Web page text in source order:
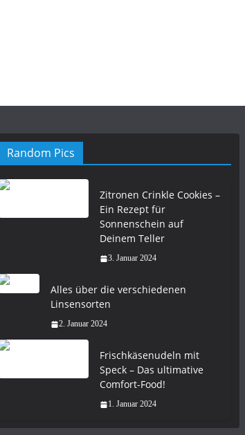
Random Pics
Zitronen Crinkle Cookies –
Ein Rezept für
Sonnenschein auf
Deinem Teller
3. Januar 2024
Alles über die verschiedenen
Linsensorten
2. Januar 2024
Frischkäsenudeln mit
Speck – Das ultimative
Comfort-Food!
1. Januar 2024